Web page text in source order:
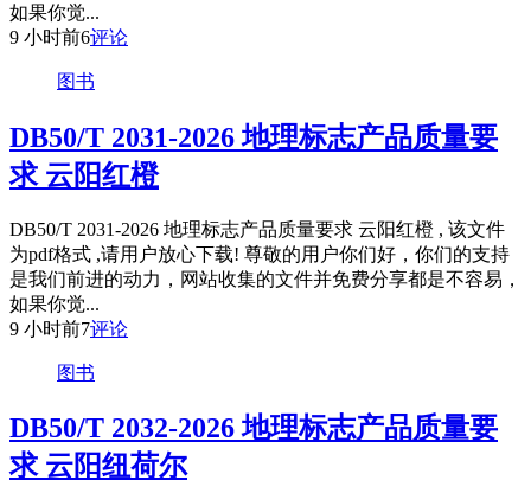
如果你觉...
9 小时前6评论
图书
DB50/T 2031-2026 地理标志产品质量要
求 云阳红橙
DB50/T 2031-2026 地理标志产品质量要求 云阳红橙 , 该文件
为pdf格式 ,请用户放心下载! 尊敬的用户你们好，你们的支持
是我们前进的动力，网站收集的文件并免费分享都是不容易，
如果你觉...
9 小时前7评论
图书
DB50/T 2032-2026 地理标志产品质量要
求 云阳纽荷尔